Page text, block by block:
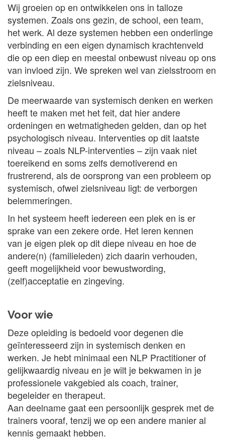
Wij groeien op en ontwikkelen ons in talloze
systemen. Zoals ons gezin, de school, een team,
het werk. Al deze systemen hebben een onderlinge
verbinding en een eigen dynamisch krachtenveld
die op een diep en meestal onbewust niveau op ons
van invloed zijn. We spreken wel van zielsstroom en
zielsniveau.
De meerwaarde van systemisch denken en werken
heeft te maken met het feit, dat hier andere
ordeningen en wetmatigheden gelden, dan op het
psychologisch niveau. Interventies op dit laatste
niveau – zoals NLP-interventies – zijn vaak niet
toereikend en soms zelfs demotiverend en
frustrerend, als de oorsprong van een probleem op
systemisch, ofwel zielsniveau ligt: de verborgen
belemmeringen.
In het systeem heeft iedereen een plek en is er
sprake van een zekere orde. Het leren kennen
van je eigen plek op dit diepe niveau en hoe de
andere(n) (familieleden) zich daarin verhouden,
geeft mogelijkheid voor bewustwording,
(zelf)acceptatie en zingeving.
Voor wie
Deze opleiding is bedoeld voor degenen die
geïnteresseerd zijn in systemisch denken en
werken. Je hebt minimaal een NLP Practitioner of
gelijkwaardig niveau en je wilt je bekwamen in je
professionele vakgebied als coach, trainer,
begeleider en therapeut.
Aan deelname gaat een persoonlijk gesprek met de
trainers vooraf, tenzij we op een andere manier al
kennis gemaakt hebben.